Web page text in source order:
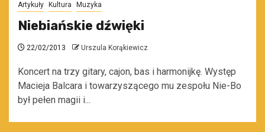
Artykuły Kultura Muzyka
Niebiańskie dźwięki
22/02/2013 Urszula Korąkiewicz
Koncert na trzy gitary, cajon, bas i harmonijkę. Występ
Macieja Balcara i towarzyszącego mu zespołu Nie-Bo
był pełen magii i...